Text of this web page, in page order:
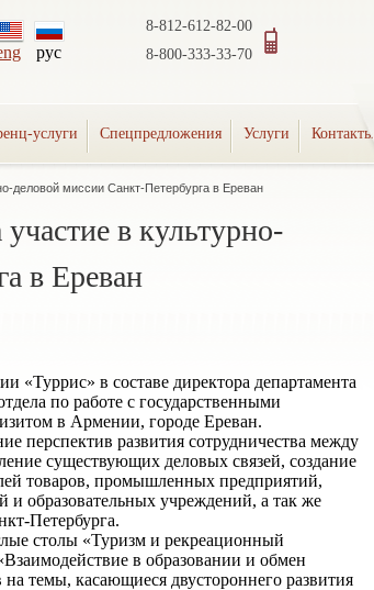
рус
8-812-612-82-00
8-800-333-33-70
услуги Спецпредложения Услуги Контакты
деловой миссии Санкт-Петербурга в Ереван
в культурно-
в Ереван
в составе директора департамента
по работе с государственными
в Армении, городе Ереван.
перспектив развития сотрудничества между
существующих деловых связей, создание
товаров, промышленных предприятий,
образовательных учреждений, а так же
Петербурга.
столы «Туризм и рекреационный
в образовании и обмен
темы, касающиеся двустороннего развития